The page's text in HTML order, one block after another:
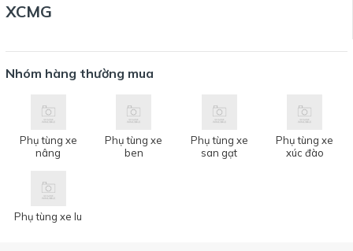
XCMG
Nhóm hàng thường mua
Phụ tùng xe
nâng
Phụ tùng xe
ben
Phụ tùng xe
san gạt
Phụ tùng xe
xúc đào
Phụ tùng xe lu